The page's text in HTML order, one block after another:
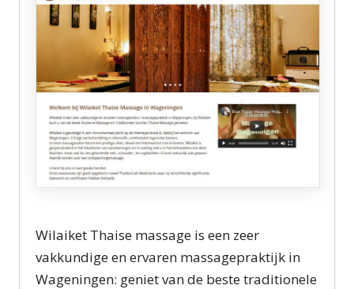
Wilaiket Thaise massage is een zeer
vakkundige en ervaren massagepraktijk in
Wageningen: geniet van de beste traditionele